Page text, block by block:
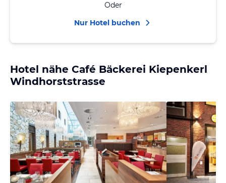
Oder
Nur Hotel buchen
Hotel nähe Café Bäckerei Kiepenkerl
Windhorststrasse